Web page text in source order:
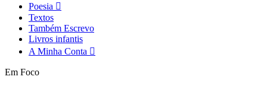
Poesia
Textos
Também Escrevo
Livros infantis
A Minha Conta
Em Foco